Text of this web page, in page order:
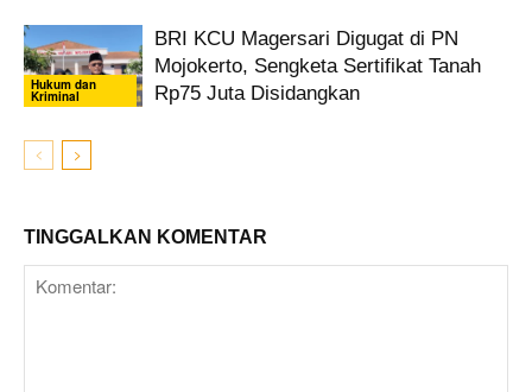
Hukum dan
Kriminal
BRI KCU Magersari Digugat di PN
Mojokerto, Sengketa Sertifikat Tanah
Rp75 Juta Disidangkan
TINGGALKAN KOMENTAR